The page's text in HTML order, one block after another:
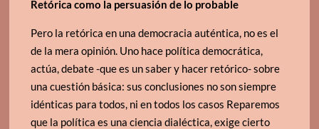
Retórica como la persuasión de lo probable
Pero la retórica en una democracia auténtica, no es el
de la mera opinión. Uno hace política democrática,
actúa, debate -que es un saber y hacer retórico- sobre
una cuestión básica: sus conclusiones no son siempre
idénticas para todos, ni en todos los casos Reparemos
que la política es una ciencia dialéctica, exige cierto